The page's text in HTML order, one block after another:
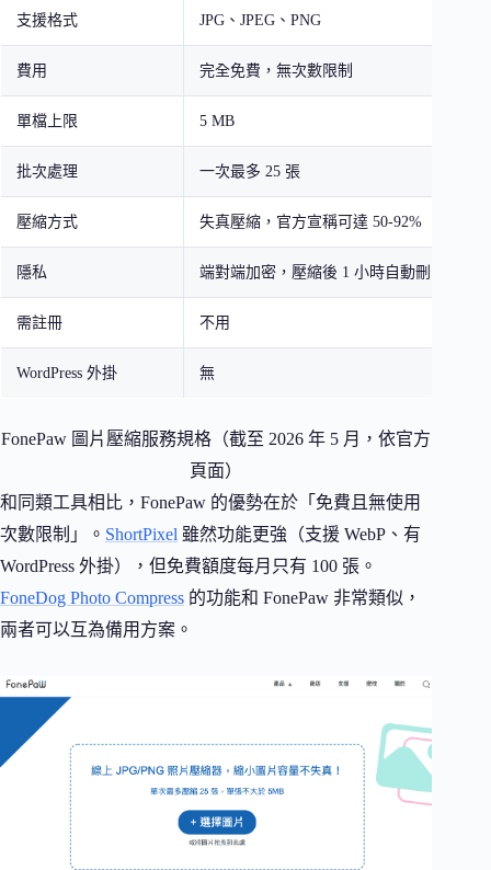
支援格式 JPG、JPEG、PNG
費用 完全免費，無次數限制
單檔上限 5 MB
批次處理 一次最多 25 張
壓縮方式 失真壓縮，官方宣稱可達 50-92%
隱私 端對端加密，壓縮後 1 小時自動刪除
需註冊 不用
WordPress 外掛 無
FonePaw 圖片壓縮服務規格（截至 2026 年 5 月，依官方
頁面）
和同類工具相比，FonePaw 的優勢在於「免費且無使用
次數限制」。 ShortPixel 雖然功能更強（支援 WebP、有
WordPress 外掛），但免費額度每月只有 100 張。
FoneDog Photo Compress 的功能和 FonePaw 非常類似，
兩者可以互為備用方案。